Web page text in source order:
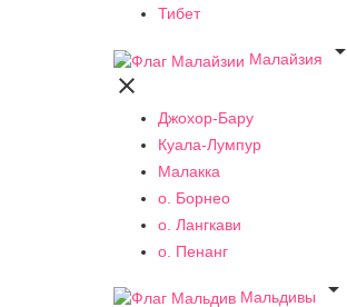
Тибет
Малайзия


Джохор-Бару
Куала-Лумпур
Малакка
о. Борнео
о. Лангкави
о. Пенанг
Мальдивы
